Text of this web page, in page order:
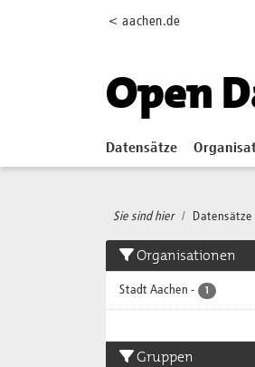
< aachen.de
Open
Datensätze
Sie sind hier Datensätze
Organisationen
Stadt Aachen - 1
Gruppen